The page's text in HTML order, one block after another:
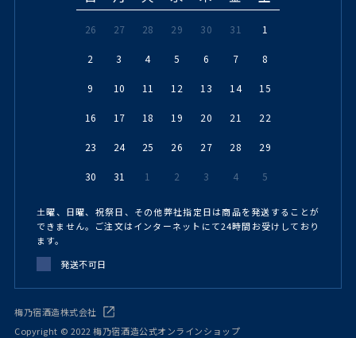
26 27 28 29 30 31 1
2 3 4 5 6 7 8
9 10 11 12 13 14 15
16 17 18 19 20 21 22
23 24 25 26 27 28 29
30 31 1 2 3 4 5
土曜、日曜、祝祭日、その他弊社指定日は商品を発送することが
できません。ご注文はインターネットにて24時間お受けしており
ます。
発送不可日
梅乃宿酒造株式会社
Copyright © 2022 梅乃宿酒造公式オンラインショップ